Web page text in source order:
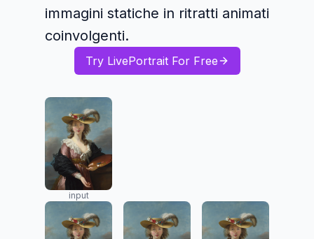
immagini statiche in ritratti animati
coinvolgenti.
Try LivePortrait For Free
input